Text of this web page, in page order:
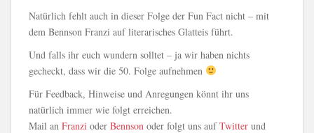
Natürlich fehlt auch in dieser Folge der Fun Fact nicht – mit
dem Bennson Franzi auf literarisches Glatteis führt.
Und falls ihr euch wundern solltet – ja wir haben nichts
gecheckt, dass wir die 50. Folge aufnehmen
Für Feedback, Hinweise und Anregungen könnt ihr uns
natürlich immer wie folgt erreichen.
Mail an Franzi oder Bennson oder folgt uns aufTwitter und